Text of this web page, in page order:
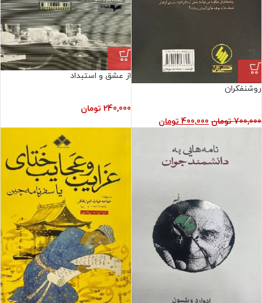
روشنفکران
700,000 تومان 400,000 تومان
از عشق و استبداد
240,000 تومان